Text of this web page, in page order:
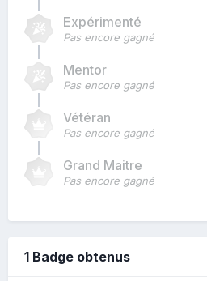
Expérimenté
Pas encore gagné
Mentor
Pas encore gagné
Vétéran
Pas encore gagné
Grand Maitre
Pas encore gagné
1 Badge obtenus